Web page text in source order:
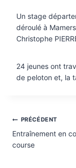
Un stage
déroulé à
Christophe
24 jeunes ont
de peloton et, la
de
PRÉCÉDENT
Entraînement en
course